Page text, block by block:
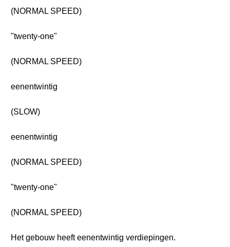
(NORMAL SPEED)
"twenty-one"
(NORMAL SPEED)
eenentwintig
(SLOW)
eenentwintig
(NORMAL SPEED)
"twenty-one"
(NORMAL SPEED)
Het gebouw heeft eenentwintig verdiepingen.